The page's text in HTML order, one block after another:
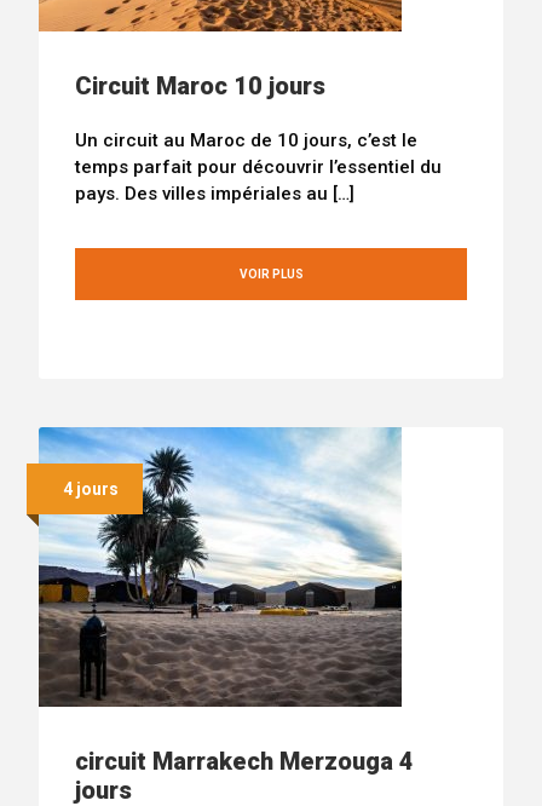
Circuit Maroc 10 jours
Un circuit au Maroc de 10 jours, c’est le
temps parfait pour découvrir l’essentiel du
pays. Des villes impériales au […]
VOIR PLUS
4 jours
circuit Marrakech Merzouga 4
jours